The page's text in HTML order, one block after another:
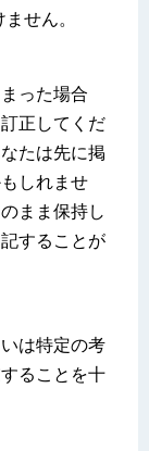
せん。
った場合
正してくだ
たは先に掲
しれませ
まま保持し
することが
は特定の考
ることを十